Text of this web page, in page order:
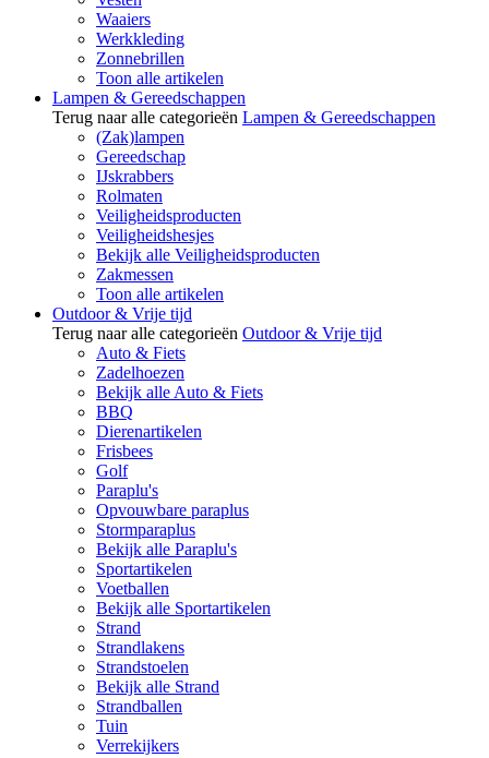
Waaiers
Werkkleding
Zonnebrillen
Toon alle artikelen
Lampen & Gereedschappen
Terug naar alle categorieën Lampen & Gereedschappen
(Zak)lampen
Gereedschap
IJskrabbers
Rolmaten
Veiligheidsproducten
Veiligheidshesjes
Bekijk alle Veiligheidsproducten
Zakmessen
Toon alle artikelen
Outdoor & Vrije tijd
Terug naar alle categorieën Outdoor & Vrije tijd
Auto & Fiets
Zadelhoezen
Bekijk alle Auto & Fiets
BBQ
Dierenartikelen
Frisbees
Golf
Paraplu's
Opvouwbare paraplus
Stormparaplus
Bekijk alle Paraplu's
Sportartikelen
Voetballen
Bekijk alle Sportartikelen
Strand
Strandlakens
Strandstoelen
Bekijk alle Strand
Strandballen
Tuin
Verrekijkers